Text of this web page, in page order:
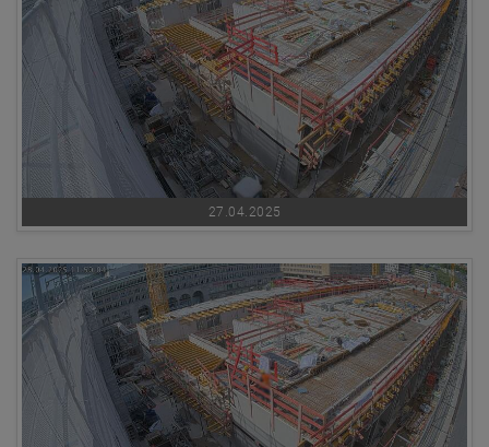
27.04.2025